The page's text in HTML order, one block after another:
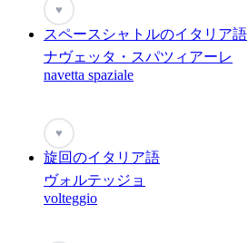
♥
スペースシャトルのイタリア語
ナヴェッタ・スパツィアーレ
navetta spaziale
♥
旋回のイタリア語
ヴォルテッジョ
volteggio